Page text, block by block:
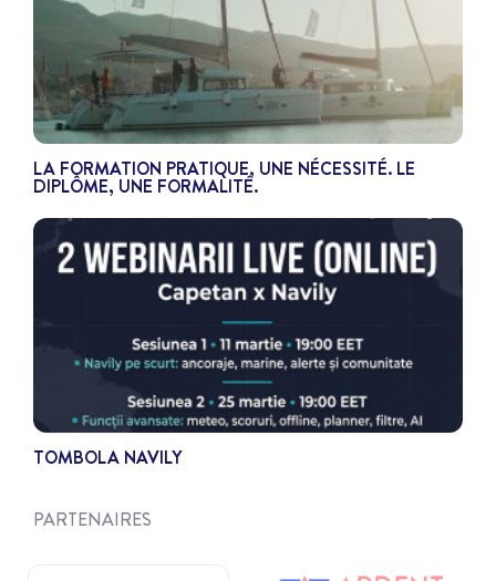
LA FORMATION PRATIQUE, UNE NÉCESSITÉ. LE
DIPLÔME, UNE FORMALITÉ.
TOMBOLA NAVILY
PARTENAIRES